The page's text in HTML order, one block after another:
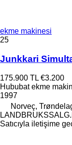
ekme makinesi
25
Junkkari
175.900 TL €3.200
Hububat ekme
1997
Norveç,
Satıcıyla iletişime